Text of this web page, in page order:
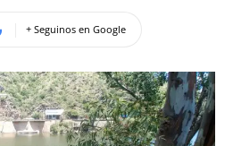
+ Seguinos en Google